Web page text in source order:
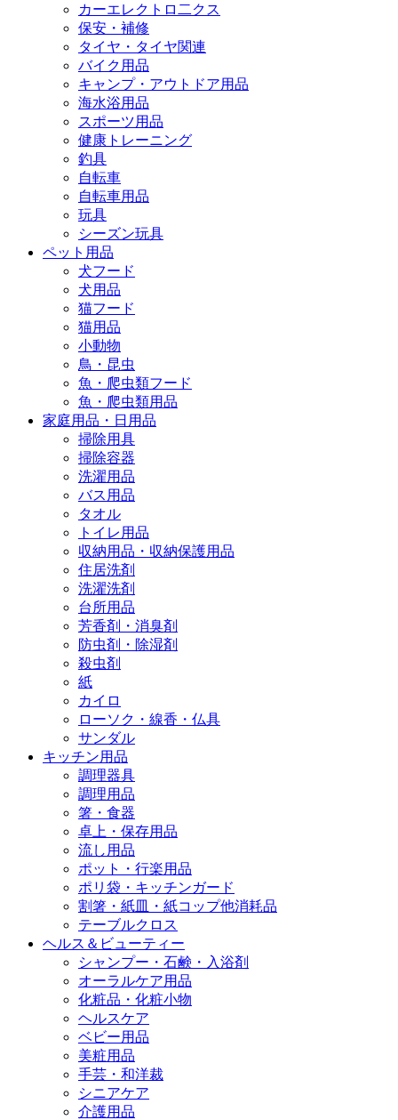
カーエレクトロ二クス
保安・補修
タイヤ・タイヤ関連
バイク用品
キャンプ・アウトドア用品
海水浴用品
スポーツ用品
健康トレーニング
釣具
自転車
自転車用品
玩具
シーズン玩具
ペット用品
犬フード
犬用品
猫フード
猫用品
小動物
鳥・昆虫
魚・爬虫類フード
魚・爬虫類用品
家庭用品・日用品
掃除用具
掃除容器
洗濯用品
バス用品
タオル
トイレ用品
収納用品・収納保護用品
住居洗剤
洗濯洗剤
台所用品
芳香剤・消臭剤
防虫剤・除湿剤
殺虫剤
紙
カイロ
ローソク・線香・仏具
サンダル
キッチン用品
調理器具
調理用品
箸・食器
卓上・保存用品
流し用品
ポット・行楽用品
ポリ袋・キッチンガード
割箸・紙皿・紙コップ他消耗品
テーブルクロス
ヘルス＆ビューティー
シャンプー・石鹸・入浴剤
オーラルケア用品
化粧品・化粧小物
ヘルスケア
ベビー用品
美粧用品
手芸・和洋裁
シニアケア
介護用品